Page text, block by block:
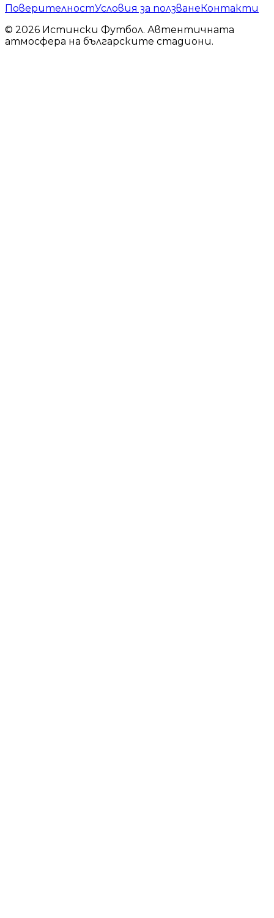
ПоверителностУсловия за ползванеКонтакти
© 2026 Истински Футбол. Автентичната
атмосфера на българските стадиони.